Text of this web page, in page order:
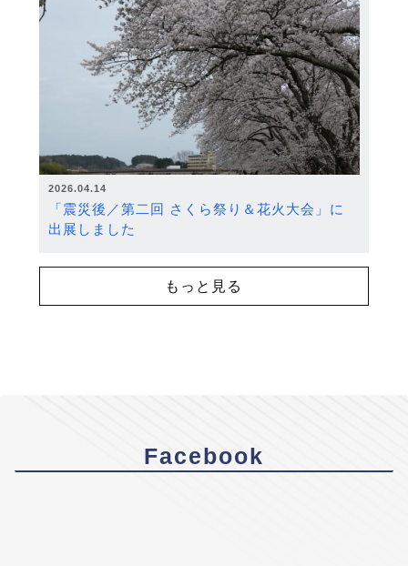
2026.04.14
「震災後／第二回 さくら祭り＆花火大会」に
出展しました
もっと見る
Facebook